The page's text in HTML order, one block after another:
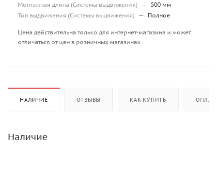
Монтажная длина (Системы выдвижения)
—
500 мм
Тип выдвижения (Системы выдвижения)
— Полное
Цена действительна только для интернет-магазина и может
отличаться от цен в розничных магазинах
НАЛИЧИЕ ОТЗЫВЫ КАК КУПИТЬ
Наличие